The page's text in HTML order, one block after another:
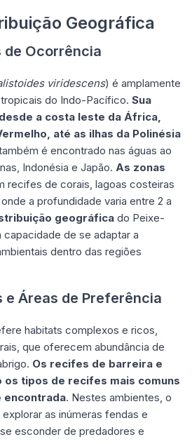
Geográfica
de Ocorrência
viridescens) é amplamente
do Indo-Pacífico. Sua
a costa leste da África,
até as ilhas da Polinésia
é encontrado nas águas ao
Indonésia e Japão. As zonas
recifes de corais, lagoas costeiras
a profundidade varia entre 2 a
geográfica do Peixe-
de se adaptar a
dentro das regiões
e Áreas de Preferência
habitats complexos e ricos,
que oferecem abundância de
Os recifes de barreira e
tipos de recifes mais comuns
encontrada. Nestes ambientes, o
as inúmeras fendas e
esconder de predadores e